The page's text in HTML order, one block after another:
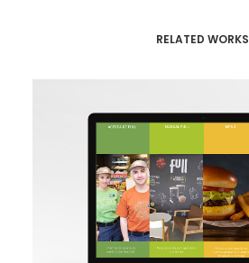
RELATED WORKS